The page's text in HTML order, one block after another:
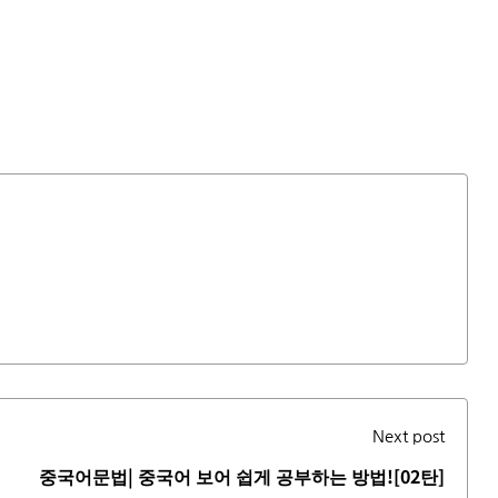
Next post
중국어문법| 중국어 보어 쉽게 공부하는 방법![02탄]